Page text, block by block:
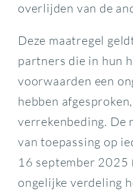
overlijden van de
Deze maatregel
partners die in hun
voorwaarden een
hebben
verrekenbeding. De
van toepassing op
16 september 2025
ongelijke verdeling